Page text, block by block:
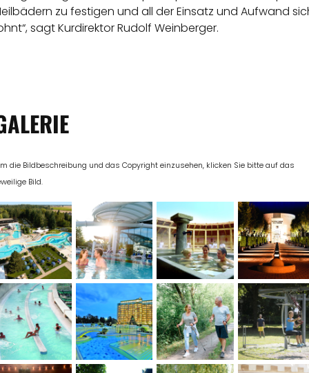
zu festigen und all der Einsatz und Aufwand
sagt Kurdirektor Rudolf Weinberger.
die Bildbeschreibung und das Copyright einzusehen, klicken Sie bitte auf das
Bild.